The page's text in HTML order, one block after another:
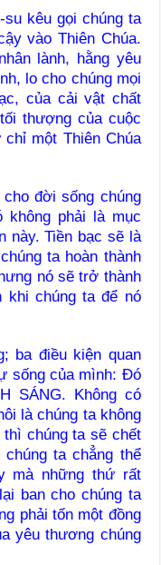
su kêu gọi chúng ta
vào Thiên Chúa.
lành, hằng yêu
lo cho chúng mọi
của cải vật chất
thượng của cuộc
một Thiên Chúa
đời sống chúng
không phải là mục
này. Tiền bạc sẽ là
ta hoàn thành
nó sẽ trở thành
khi chúng ta để nó
ba điều kiện quan
sống của mình: Đó
SÁNG. Không có
là chúng ta không
chúng ta sẽ chết
ta chẳng thể
mà những thứ rất
ban cho chúng ta
phải tốn một đồng
yêu thương chúng